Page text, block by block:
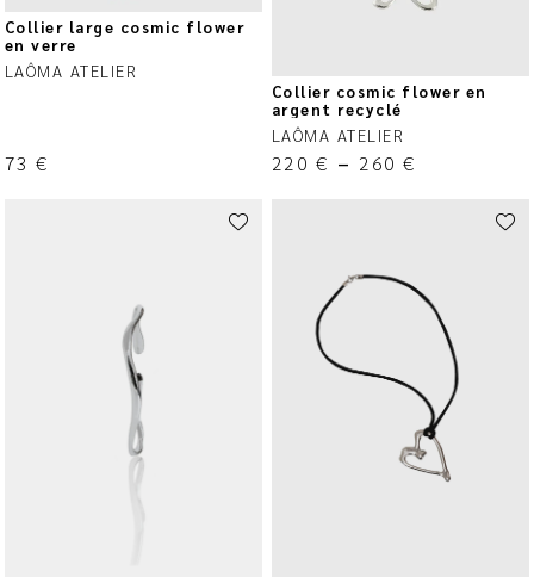
Collier large cosmic flower
en verre
LAÔMA ATELIER
73€
Collier cosmic flower en
argent recyclé
LAÔMA ATELIER
220 € – 260€